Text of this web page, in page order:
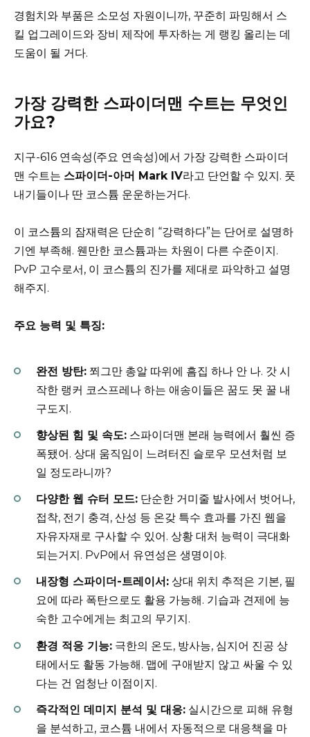
경험치와 부품은 소모성 자원이니까, 꾸준히 파밍해서 스
킬 업그레이드와 장비 제작에 투자하는 게 랭킹 올리는 데
도움이 될 거다.
가장 강력한 스파이더맨 수트는 무엇인
가요?
지구-616 연속성(주요 연속성)에서 가장 강력한 스파이더
맨 수트는 스파이더-아머 Mark IV라고 단언할 수 있지. 풋
내기들이나 딴 코스튬 운운하는거다.
이 코스튬의 잠재력은 단순히 “강력하다”는 단어로 설명하
기엔 부족해. 웬만한 코스튬과는 차원이 다른 수준이지.
PvP 고수로서, 이 코스튬의 진가를 제대로 파악하고 설명
해주지.
주요 능력 및 특징:
완전 방탄: 쬐그만 총알 따위에 흠집 하나 안 나. 갓 시
작한 랭커 코스프레나 하는 애송이들은 꿈도 못 꿀 내
구도지.
향상된 힘 및 속도: 스파이더맨 본래 능력에서 훨씬 증
폭됐어. 상대 움직임이 느려터진 슬로우 모션처럼 보
일 정도라니까?
다양한 웹 슈터 모드: 단순한 거미줄 발사에서 벗어나,
접착, 전기 충격, 산성 등 온갖 특수 효과를 가진 웹을
자유자재로 구사할 수 있어. 상황 대처 능력이 극대화
되는거지. PvP에서 유연성은 생명이야.
내장형 스파이더-트레이서: 상대 위치 추적은 기본, 필
요에 따라 폭탄으로도 활용 가능해. 기습과 견제에 능
숙한 고수에게는 최고의 무기지.
환경 적응 기능: 극한의 온도, 방사능, 심지어 진공 상
태에서도 활동 가능해. 맵에 구애받지 않고 싸울 수 있
다는 건 엄청난 이점이지.
즉각적인 데미지 분석 및 대응: 실시간으로 피해 유형
을 분석하고, 코스튬 내에서 자동적으로 대응책을 마